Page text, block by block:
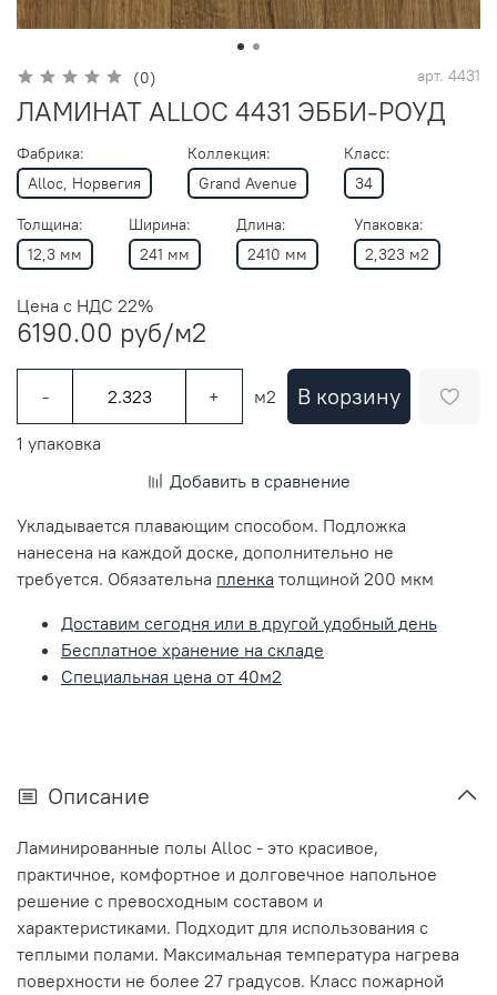
(0) арт. 4431
ЛАМИНАТ ALLOC 4431 ЭББИ-РОУД
Фабрика:
Alloc, Норвегия
Коллекция:
Grand Avenue
Класс:
34
Толщина:
12,3 мм
Ширина:
241 мм
Длина:
2410 мм
Упаковка:
2,323 м2
Цена с НДС 22%
6190.00 руб/м2
- + м2 В корзину
1 упаковка
Добавить в сравнение
Укладывается плавающим способом. Подложка
нанесена на каждой доске, дополнительно не
требуется. Обязательна пленка толщиной 200 мкм
Доставим сегодня или в другой удобный день
Бесплатное хранение на складе
Специальная цена от 40м2
Описание
Ламинированные полы Alloc - это красивое,
практичное, комфортное и долговечное напольное
решение с превосходным составом и
характеристиками. Подходит для использования с
теплыми полами. Максимальная температура нагрева
поверхности не более 27 градусов. Класс пожарной